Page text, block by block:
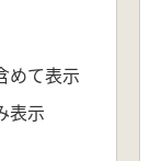
めて表示
表示